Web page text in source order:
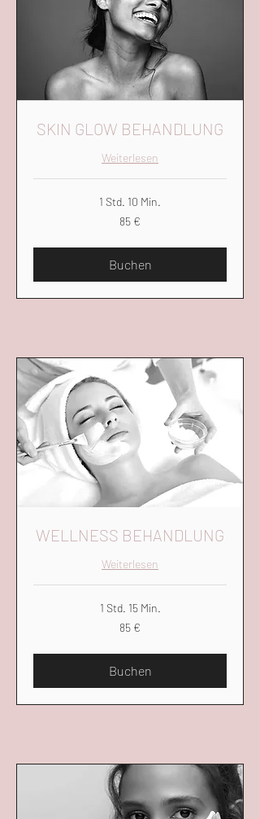
SKIN GLOW BEHANDLUNG
Weiterlesen
1 Std. 10 Min.
85 €
Buchen
WELLNESS BEHANDLUNG
Weiterlesen
1 Std. 15 Min.
85 €
Buchen